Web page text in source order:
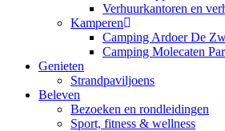
Verhuurkantoren en
Kamperen
Camping Ardoer De
Camping Molecaten
Genieten
Strandpaviljoens
Beleven
Bezoeken en rondleidingen
Sport, fitness & wellness